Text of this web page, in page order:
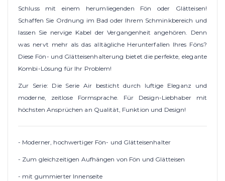
Schluss mit einem herumliegenden Fön oder Glätteisen!
Schaffen Sie Ordnung im Bad oder Ihrem Schminkbereich und
lassen Sie nervige Kabel der Vergangenheit angehören. Denn
was nervt mehr als das alltägliche Herunterfallen Ihres Föns?
Diese Fön- und Glätteisenhalterung bietet die perfekte, elegante
Kombi-Lösung für Ihr Problem!
Zur Serie: Die Serie Air besticht durch luftige Eleganz und
moderne, zeitlose Formsprache. Für Design-Liebhaber mit
höchsten Ansprüchen an Qualität, Funktion und Design!
- Moderner, hochwertiger Fön- und Glätteisenhalter
- Zum gleichzeitigen Aufhängen von Fön und Glätteisen
- mit gummierter Innenseite